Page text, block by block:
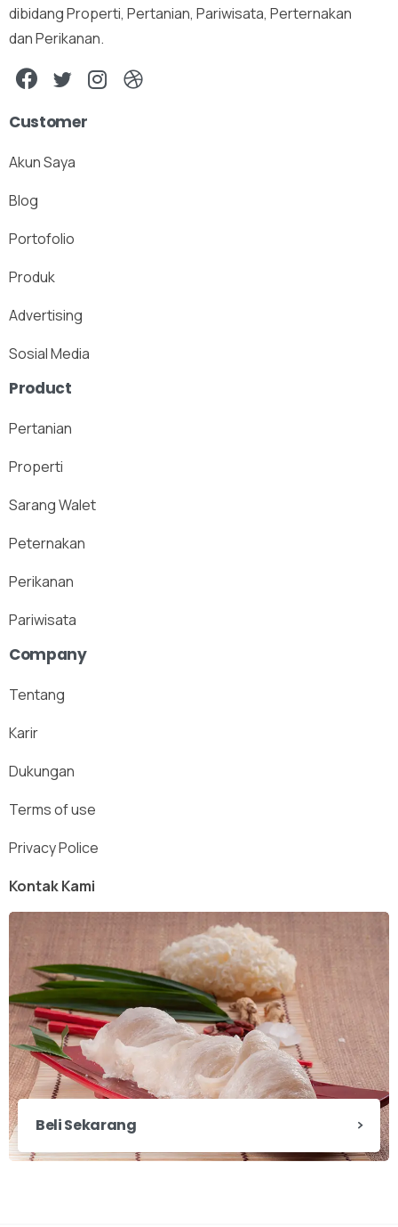
dibidang Properti, Pertanian, Pariwisata, Perternakan
dan Perikanan.
Customer
Akun Saya
Blog
Portofolio
Produk
Advertising
Sosial Media
Product
Pertanian
Properti
Sarang Walet
Peternakan
Perikanan
Pariwisata
Company
Tentang
Karir
Dukungan
Terms of use
Privacy Police
Kontak Kami
Beli Sekarang